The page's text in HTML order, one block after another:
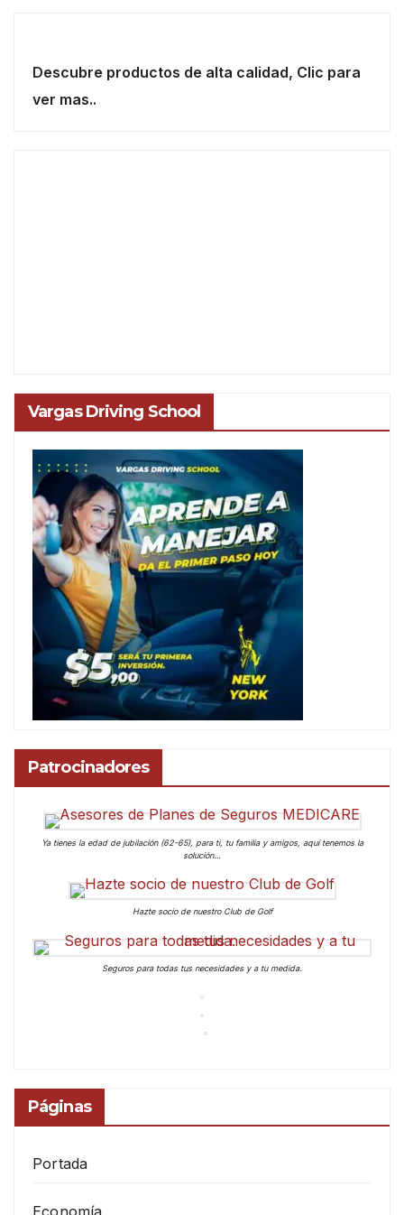
Descubre productos de alta calidad, Clic para
ver mas..
Vargas Driving School
Patrocinadores
Ya tienes la edad de jubilación (62-65), para ti, tu familia y amigos, aquí tenemos la
solución…
Hazte socio de nuestro Club de Golf
Seguros para todas tus necesidades y a tu medida.
Páginas
Portada
Economía